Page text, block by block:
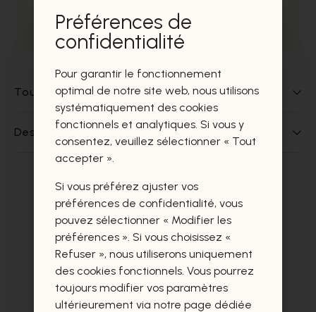
Prélèvement gratuit dans nos magasins
Tout sur ce produit
Des questions sur ce produit?
Ces produits vous intéresseront
certainement aussi.
Préférences de
confidentialité
Pour garantir le fonctionnement
optimal de notre site web, nous utilisons
systématiquement des cookies
fonctionnels et analytiques. Si vous y
consentez, veuillez sélectionner « Tout
accepter ».
Si vous préférez ajuster vos
préférences de confidentialité, vous
pouvez sélectionner « Modifier les
préférences ». Si vous choisissez «
Refuser », nous utiliserons uniquement
des cookies fonctionnels. Vous pourrez
toujours modifier vos paramètres
ultérieurement via notre page dédiée